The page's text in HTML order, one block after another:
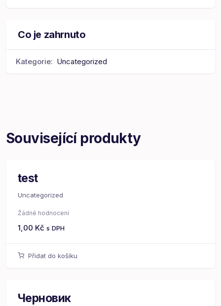
Co je zahrnuto
Kategorie: Uncategorized
Související produkty
test
Uncategorized
Žádné hodnocení
1,00 Kč s DPH
Přidat do košíku
Черновик